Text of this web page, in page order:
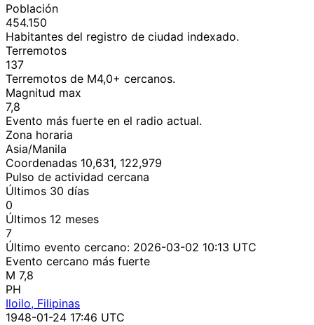
Población
454.150
Habitantes del registro de ciudad indexado.
Terremotos
137
Terremotos de M4,0+ cercanos.
Magnitud max
7,8
Evento más fuerte en el radio actual.
Zona horaria
Asia/Manila
Coordenadas 10,631, 122,979
Pulso de actividad cercana
Últimos 30 días
0
Últimos 12 meses
7
Último evento cercano: 2026-03-02 10:13 UTC
Evento cercano más fuerte
M 7,8
PH
Iloilo, Filipinas
1948-01-24 17:46 UTC